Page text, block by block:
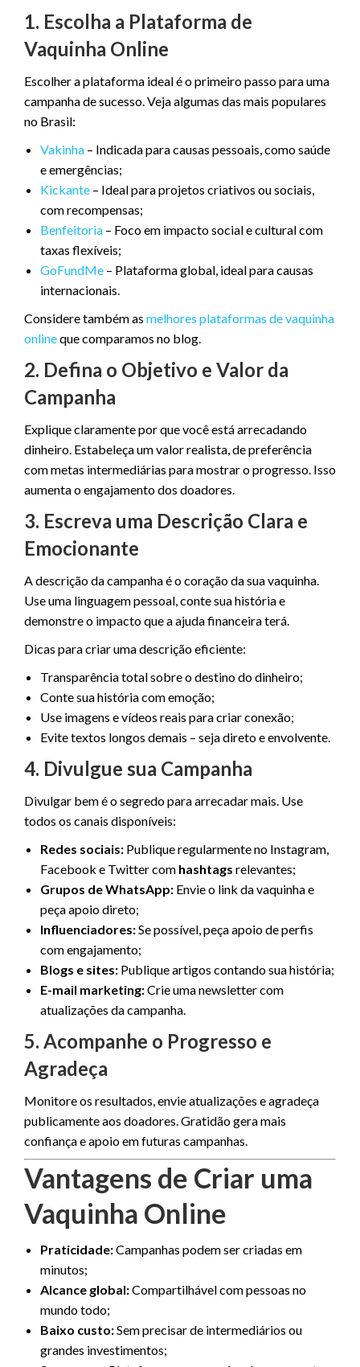
1. Escolha a Plataforma de
Vaquinha Online
Escolher a plataforma ideal é o primeiro passo para uma
campanha de sucesso. Veja algumas das mais populares
no Brasil:
Vakinha – Indicada para causas pessoais, como saúde
e emergências;
Kickante – Ideal para projetos criativos ou sociais,
com recompensas;
Benfeitoria – Foco em impacto social e cultural com
taxas flexíveis;
GoFundMe – Plataforma global, ideal para causas
internacionais.
Considere também as melhores plataformas de vaquinha
onlineque comparamos no blog.
2. Defina o Objetivo e Valor da
Campanha
Explique claramente por que você está arrecadando
dinheiro. Estabeleça um valor realista, de preferência
com metas intermediárias para mostrar o progresso. Isso
aumenta o engajamento dos doadores.
3. Escreva uma Descrição Clara e
Emocionante
A descrição da campanha é o coração da sua vaquinha.
Use uma linguagem pessoal, conte sua história e
demonstre o impacto que a ajuda financeira terá.
Dicas para criar uma descrição eficiente:
Transparência total sobre o destino do dinheiro;
Conte sua história com emoção;
Use imagens e vídeos reais para criar conexão;
Evite textos longos demais – seja direto e envolvente.
4. Divulgue sua Campanha
Divulgar bem é o segredo para arrecadar mais. Use
todos os canais disponíveis:
Redes sociais: Publique regularmente no Instagram,
Facebook e Twitter com hashtags relevantes;
Grupos de WhatsApp: Envie o link da vaquinha e
peça apoio direto;
Influenciadores:Se possível, peça apoio de perfis
com engajamento;
Blogs e sites: Publique artigos contando sua história;
E-mail marketing:Crie uma newsletter com
atualizações da campanha.
5. Acompanhe o Progresso e
Agradeça
Monitore os resultados, envie atualizações e agradeça
publicamente aos doadores. Gratidão gera mais
confiança e apoio em futuras campanhas.
Vantagens de Criar uma
Vaquinha Online
Praticidade:Campanhas podem ser criadas em
minutos;
Alcance global:Compartilhável com pessoas no
mundo todo;
Baixo custo:Sem precisar de intermediários ou
grandes investimentos;